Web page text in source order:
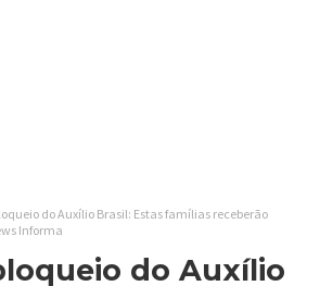
do Auxílio Brasil: Estas famílias receberão
Informa
do Auxílio